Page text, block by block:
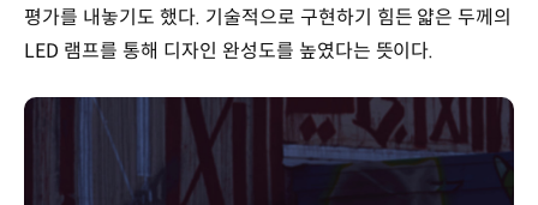
평가를 내놓기도 했다. 기술적으로 구현하기 힘든 얇은 두께의
LED 램프를 통해 디자인 완성도를 높였다는 뜻이다.